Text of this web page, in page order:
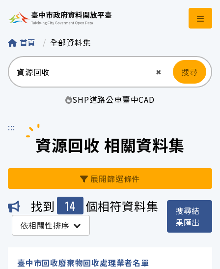
臺中市政府資料開
首頁 全部資料集
✖ 清空輸入
搜尋
SHP道路公車臺中CAD
:::
資源回收 相關資料集
展開篩選條件
機關找到 14 個相符資料集
依相關性排序
搜尋結
果匯出
臺中市回收廢棄物回收處理業者名單